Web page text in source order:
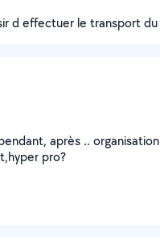
d effectuer le transport
après ..
pro?